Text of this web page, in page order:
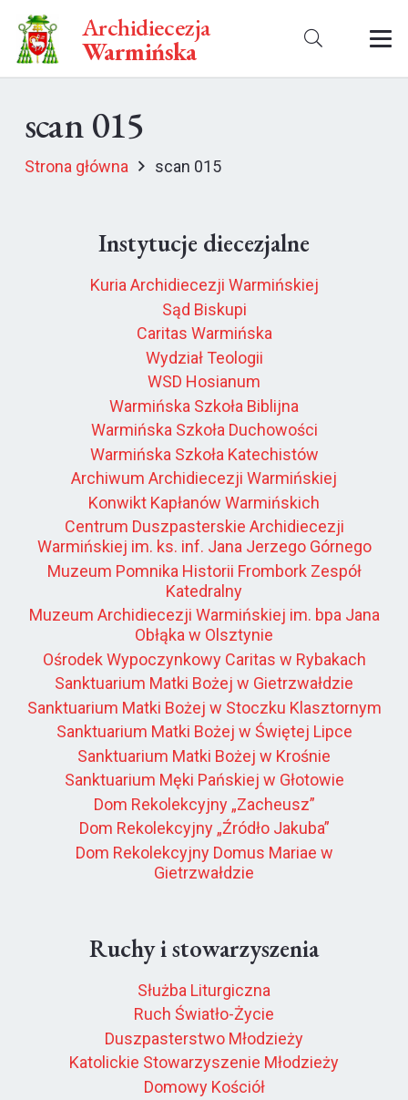
Archidiecezja
Warmińska
scan 015
Strona główna scan 015
Instytucje diecezjalne
Kuria Archidiecezji Warmińskiej
Sąd Biskupi
Caritas Warmińska
Wydział Teologii
WSD Hosianum
Warmińska Szkoła Biblijna
Warmińska Szkoła Duchowości
Warmińska Szkoła Katechistów
Archiwum Archidiecezji Warmińskiej
Konwikt Kapłanów Warmińskich
Centrum Duszpasterskie Archidiecezji
Warmińskiej im. ks. inf. Jana Jerzego Górnego
Muzeum Pomnika Historii Frombork Zespół
Katedralny
Muzeum Archidiecezji Warmińskiej im. bpa Jana
Obłąka w Olsztynie
Ośrodek Wypoczynkowy Caritas w Rybakach
Sanktuarium Matki Bożej w Gietrzwałdzie
Sanktuarium Matki Bożej w Stoczku Klasztornym
Sanktuarium Matki Bożej w Świętej Lipce
Sanktuarium Matki Bożej w Krośnie
Sanktuarium Męki Pańskiej w Głotowie
Dom Rekolekcyjny „Zacheusz”
Dom Rekolekcyjny „Źródło Jakuba”
Dom Rekolekcyjny Domus Mariae w
Gietrzwałdzie
Ruchy i stowarzyszenia
Służba Liturgiczna
Ruch Światło-Życie
Duszpasterstwo Młodzieży
Katolickie Stowarzyszenie Młodzieży
Domowy Kościół